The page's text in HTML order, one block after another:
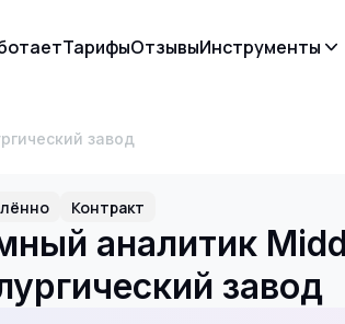
ТарифыОтзывыИнструменты
завод
Контракт
аналитик
завод